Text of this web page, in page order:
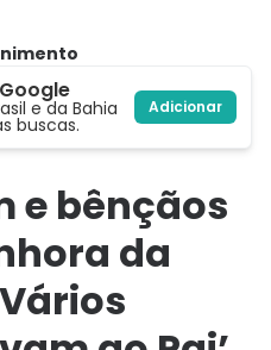
e da Bahia
buscas.
Adicionar
e bênçãos
da